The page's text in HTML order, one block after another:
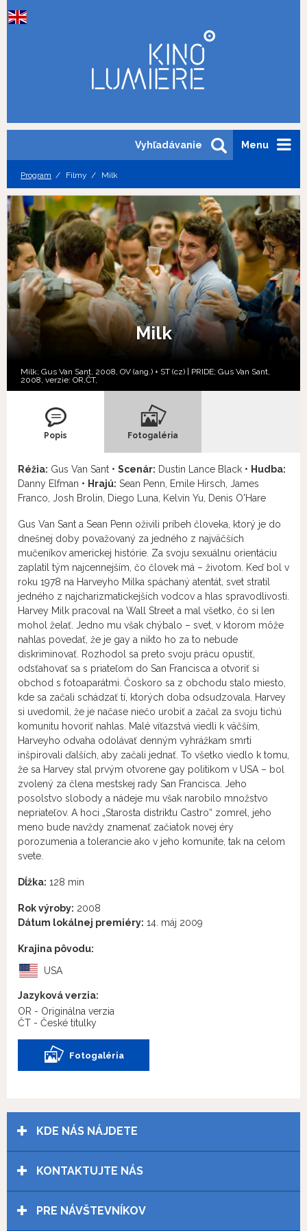
Menu
Vyhľadávanie
Program Filmy Milk
Milk
Milk; Gus Van Sant, 2008, OV (ang.) + ST (cz) | PRIDE; Gus Van Sant,
2008, verzie: OR, ČT,
Popis Fotogaléria
Réžia: Gus Van Sant • Scenár: Dustin Lance Black • Hudba:
Danny Elfman • Hrajú: Sean Penn, Emile Hirsch, James
Franco, Josh Brolin, Diego Luna, Kelvin Yu, Denis O'Hare
Gus Van Sant a Sean Penn oživili príbeh človeka, ktorý je do
dnešnej doby považovaný za jedného z najväčších
mučeníkov americkej histórie. Za svoju sexuálnu orientáciu
zaplatil tým najcennejším, čo človek má – životom. Keď bol v
roku 1978 na Harveyho Milka spáchaný atentát, svet stratil
jedného z najcharizmatickejších vodcov a hlas spravodlivosti.
Harvey Milk pracoval na Wall Street a mal všetko, čo si len
mohol želať. Jedno mu však chýbalo – svet, v ktorom môže
nahlas povedať, že je gay a nikto ho za to nebude
diskriminovať. Rozhodol sa preto svoju prácu opustiť,
odsťahovať sa s priateľom do San Francisca a otvoriť si
obchod s fotoaparátmi. Čoskoro sa z obchodu stalo miesto,
kde sa začali schádzať tí, ktorých doba odsudzovala. Harvey
si uvedomil, že je načase niečo urobiť a začal za svoju tichú
komunitu hovoriť nahlas. Malé víťazstvá viedli k väčším,
Harveyho odvaha odolávať denným vyhrážkam smrti
inšpirovali ďalších, aby začali jednať. To všetko viedlo k tomu,
že sa Harvey stal prvým otvorene gay politikom v USA – bol
zvolený za člena mestskej rady San Francisca. Jeho
posolstvo slobody a nádeje mu však narobilo množstvo
nepriateľov. A hoci „Starosta distriktu Castro“ zomrel, jeho
meno bude navždy znamenať začiatok novej éry
porozumenia a tolerancie ako v jeho komunite, tak na celom
svete.
Dĺžka: 128 min
Rok výroby: 2008
Dátum lokálnej premiéry: 14. máj 2009
Krajina pôvodu:
USA
Jazyková verzia:
OR - Originálna verzia
ČT - České titulky
Fotogaléria
KDE NÁS NÁJDETE
KONTAKTUJTE NÁS
PRE NÁVŠTEVNÍKOV